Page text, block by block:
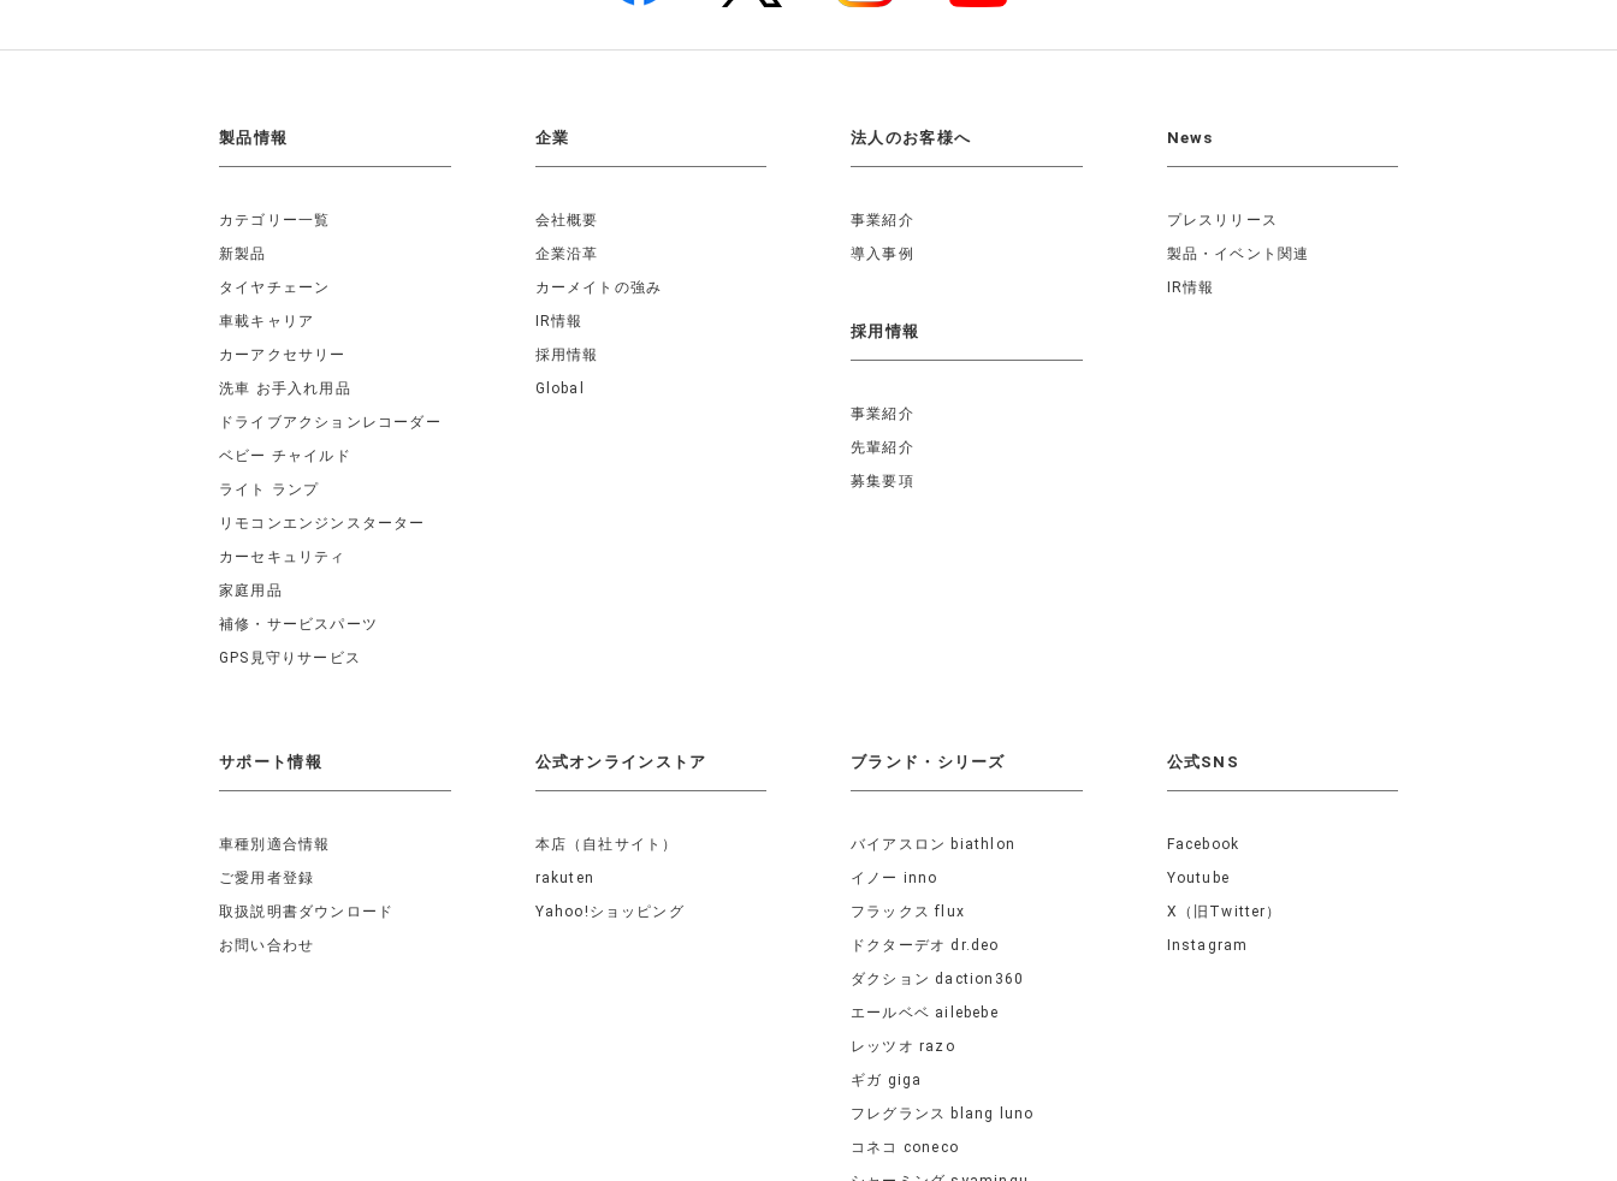
製品情報
カテゴリー一覧
新製品
タイヤチェーン
車載キャリア
カーアクセサリー
洗車 お手入れ用品
ドライブアクションレコーダー
ベビー チャイルド
ライト ランプ
リモコンエンジンスターター
カーセキュリティ
家庭用品
補修・サービスパーツ
GPS見守りサービス
企業
会社概要
企業沿革
カーメイトの強み
IR情報
採用情報
Global
法人のお客様へ
事業紹介
導入事例
News
プレスリリース
製品・イベント関連
IR情報
採用情報
事業紹介
先輩紹介
募集要項
サポート情報
車種別適合情報
ご愛用者登録
取扱説明書ダウンロード
お問い合わせ
公式オンラインストア
本店（自社サイト）
rakuten
Yahoo!ショッピング
ブランド・シリーズ
バイアスロン biathlon
イノー inno
フラックス flux
ドクターデオ dr.deo
ダクション daction360
エールベベ ailebebe
レッツオ razo
ギガ giga
フレグランス blang luno
コネコ coneco
公式SNS
Facebook
Youtube
X（旧Twitter）
Instagram